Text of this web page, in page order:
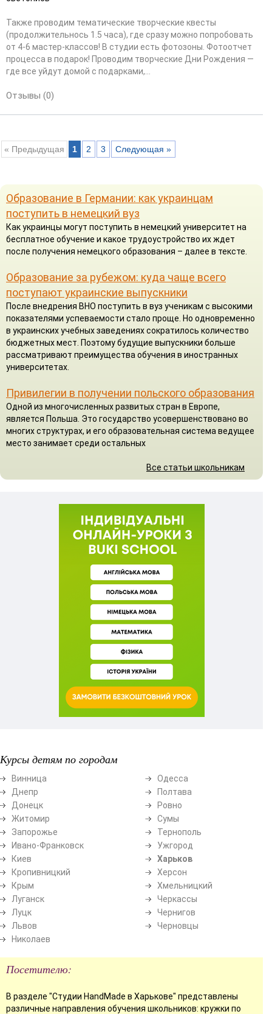
Также проводим тематические творческие квесты
(продолжительнось 1.5 часа), где сразу можно попробовать
от 4-6 мастер-классов! В студии есть фотозоны. Фотоотчет
процесса в подарок! Проводим творческие Дни Рождения —
где все уйдут домой с подарками,...
Отзывы (0)
« Предыдущая 1 2 3 Следующая »
Образование в Германии: как украинцам
поступить в немецкий вуз
Как украинцы могут поступить в немецкий университет на
бесплатное обучение и какое трудоустройство их ждет
после получения немецкого образования – далее в тексте.
Образование за рубежом: куда чаще всего
поступают украинские выпускники
После внедрения ВНО поступить в вуз ученикам с высокими
показателями успеваемости стало проще. Но одновременно
в украинских учебных заведениях сократилось количество
бюджетных мест. Поэтому будущие выпускники больше
рассматривают преимущества обучения в иностранных
университетах.
Привилегии в получении польского образования
Одной из многочисленных развитых стран в Европе,
является Польша. Это государство усовершенствовано во
многих структурах, и его образовательная система ведущее
место занимает среди остальных
Все статьи школьникам
Курсы детям по городам
Винница
Днепр
Донецк
Житомир
Запорожье
Ивано-Франковск
Киев
Кропивницкий
Крым
Луганск
Луцк
Львов
Николаев
Одесса
Полтава
Ровно
Сумы
Тернополь
Ужгород
Харьков
Херсон
Хмельницкий
Черкассы
Чернигов
Черновцы
Посетителю:
В разделе "Студии HandMade в Харькове" представлены
различные направления обучения школьников: кружки по